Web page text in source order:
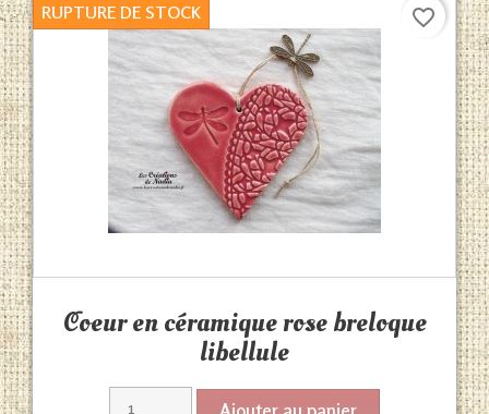
Coeur en céramique rose breloque
libellule
RUPTURE DE STOCK favorite_border